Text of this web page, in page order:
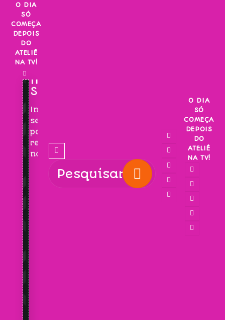
Skip
content
O DIA
SÓ
COMEÇA
DEPOIS
DO
ATELIÊ
NA TV!
INSCREVA-
SE!
Inscreva-
se
para
receber
novidades!
O DIA
SÓ
COMEÇA
DEPOIS
DO
ATELIÊ
NA TV!